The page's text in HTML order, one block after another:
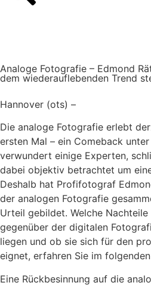
Analoge Fotografie – Edmond
dem wiederauflebenden Trend
Hannover (ots) –
Die analoge Fotografie erlebt
ersten Mal – ein Comeback
verwundert einige Experten,
dabei objektiv betrachtet um
Deshalb hat Profifotograf
der analogen Fotografie
Urteil gebildet. Welche
gegenüber der digitalen
liegen und ob sie sich für den
eignet, erfahren Sie im
Eine Rückbesinnung auf die